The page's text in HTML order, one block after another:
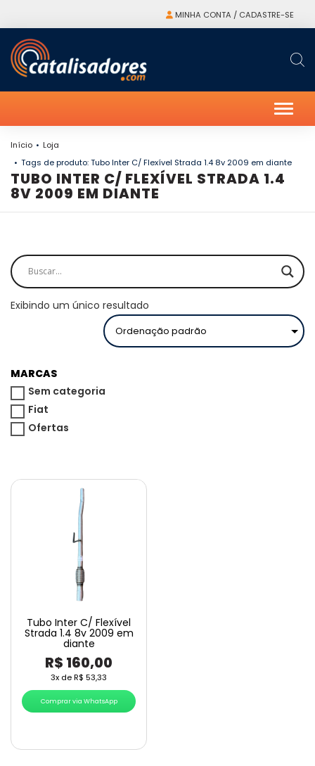
MINHA CONTA / CADASTRE-SE
Início
Loja
Tags de produto: Tubo Inter C/ Flexível Strada 1.4 8v 2009 em diante
TUBO INTER C/ FLEXÍVEL STRADA 1.4
8V 2009 EM DIANTE
Exibindo um único resultado
MARCAS
Sem categoria
Fiat
Ofertas
Tubo Inter C/ Flexível
Strada 1.4 8v 2009 em
diante
R$ 160,00
3x deR$ 53,33
Comprar via WhatsApp